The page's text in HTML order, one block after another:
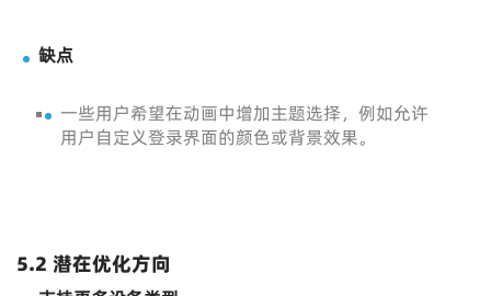
缺点
一些用户希望在动画中增加主题选择，例如允许
用户自定义登录界面的颜色或背景效果。
5.2 潜在优化方向